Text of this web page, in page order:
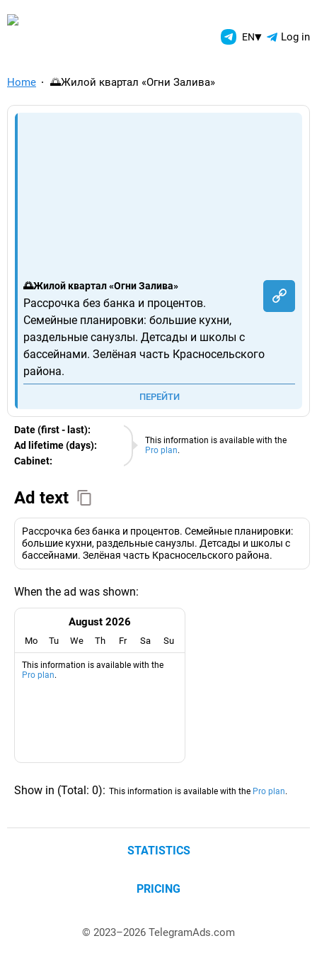
TelegramAds.com — EN▾ Log in
Home 🌅Жилой квартал «Огни Залива»
🌅Жилой квартал «Огни Залива»
Рассрочка без банка и процентов.
Семейные планировки: большие кухни,
раздельные санузлы. Детсады и школы с
бассейнами. Зелёная часть Красносельского
района.
ПЕРЕЙТИ
This information is available with the
Pro plan.
Date (first - last):
08.08.2026
Ad lifetime (days):
Cabinet:
EURO
Ad text
Рассрочка без банка и процентов. Семейные планировки:
большие кухни, раздельные санузлы. Детсады и школы с
бассейнами. Зелёная часть Красносельского района.
When the ad was shown:
August 2026
Mo Tu We Th Fr Sa Su
This information is available with the
Pro plan.
Show in (Total: 0): This information is available with the Pro plan.
STATISTICS
PRICING
© 2023–2026 TelegramAds.com